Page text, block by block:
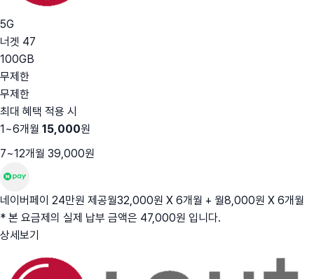
5G
너겟 47
100GB
무제한
무제한
최대 혜택 적용 시
1~6개월 15,000원
7~12개월 39,000원
네이버페이 24만원 제공월32,000원 X 6개월 + 월8,000원 X 6개월
* 본 요금제의 실제 납부 금액은 47,000원 입니다.
상세보기